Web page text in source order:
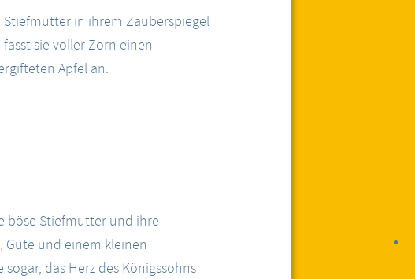
Stiefmutter in ihrem Zauberspiegel
sie voller Zorn einen
Apfel an.
böse Stiefmutter und ihre
Güte und einem kleinen
das Herz des Königssohns